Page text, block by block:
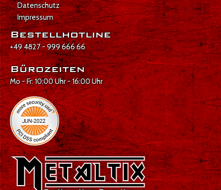
Datenschutz
Impressum
Bestellhotline
+49 4827 - 999 666 66
Bürozeiten
Mo - Fr: 10:00 Uhr - 16:00 Uhr